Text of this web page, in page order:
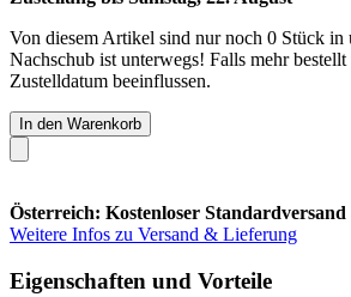
Von diesem Artikel sind nur noch 0 Stück in
Nachschub ist unterwegs! Falls mehr
Zustelldatum beeinflussen.
In den Warenkorb
Österreich: Kostenloser Standardversand
Weitere Infos zu Versand & Lieferung
Eigenschaften und Vorteile